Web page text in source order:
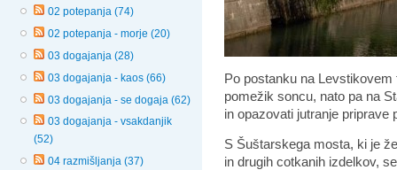
02 potepanja (74)
02 potepanja - morje (20)
03 dogajanja (28)
03 dogajanja - kaos (66)
03 dogajanja - se dogaja (62)
03 dogajanja - vsakdanjik
(52)
04 razmišljanja (37)
Po postanku na
pomežik soncu, nato pa na
in opazovati jutranje priprave
S Šuštarskega mosta, ki je
in drugih cotkanih izdelkov,